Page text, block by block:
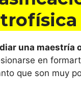
una maestría
en
que son muy